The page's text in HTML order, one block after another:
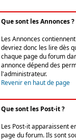
Que sont les Annonces ?
Les Annonces
devriez donc les lire dès
chaque page du forum
annonce dépend des
l'administrateur.
Revenir en haut de page
Que sont les Post-it ?
Les Post-it apparaissent
page du forum. Ils sont